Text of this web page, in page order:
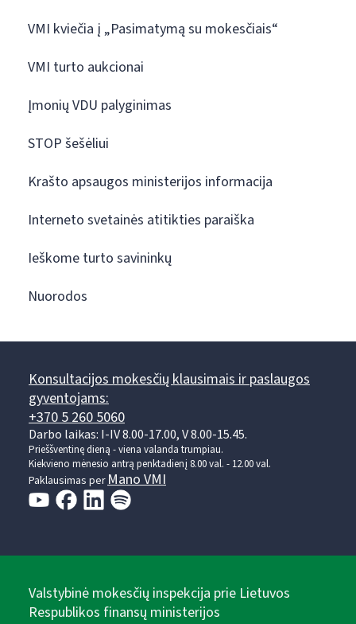
VMI kviečia į „Pasimatymą su mokesčiais“
VMI turto aukcionai
Įmonių VDU palyginimas
STOP šešėliui
Krašto apsaugos ministerijos informacija
Interneto svetainės atitikties paraiška
Ieškome turto savininkų
Nuorodos
Konsultacijos mokesčių klausimais ir paslaugos
gyventojams:
+370 5 260 5060
Darbo laikas: I-IV 8.00-17.00, V 8.00-15.45.
Prieššventinę dieną - viena valanda trumpiau.
Kiekvieno mėnesio antrą penktadienį 8.00 val. - 12.00 val.
Paklausimas per Mano VMI
Valstybinė mokesčių inspekcija prie Lietuvos
Respublikos finansų ministerijos